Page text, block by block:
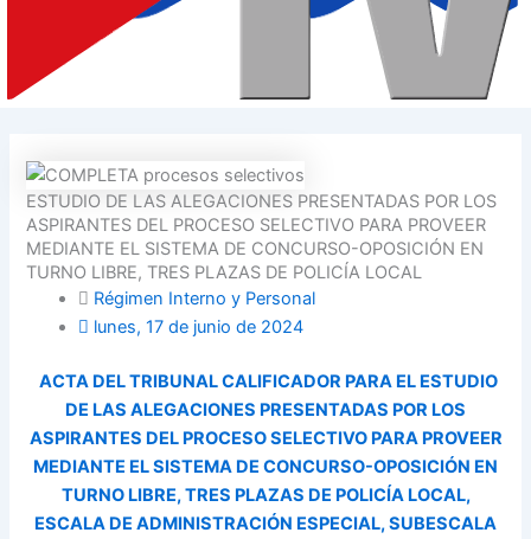
ESTUDIO DE LAS ALEGACIONES PRESENTADAS POR LOS
ASPIRANTES DEL PROCESO SELECTIVO PARA PROVEER
MEDIANTE EL SISTEMA DE CONCURSO-OPOSICIÓN EN
TURNO LIBRE, TRES PLAZAS DE POLICÍA LOCAL
Régimen Interno y Personal
lunes, 17 de junio de 2024
ACTA DEL TRIBUNAL CALIFICADOR PARA EL ESTUDIO
DE LAS ALEGACIONES PRESENTADAS POR LOS
ASPIRANTES DEL PROCESO SELECTIVO PARA PROVEER
MEDIANTE EL SISTEMA DE CONCURSO-OPOSICIÓN EN
TURNO LIBRE, TRES PLAZAS DE POLICÍA LOCAL,
ESCALA DE ADMINISTRACIÓN ESPECIAL, SUBESCALA